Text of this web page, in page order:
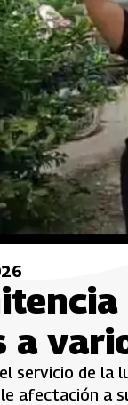
a
servicio de la
afectación a